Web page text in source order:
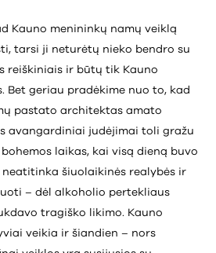
Kauno menininkų namų veiklą
tarsi ji neturėtų nieko bendro su
reiškiniais ir būtų tik Kauno
Bet geriau pradėkime nuo to, kad
pastato architektas amato
avangardiniai judėjimai toli gražu
laikas, kai visą dieną buvo
šiuolaikinės realybės ir
– dėl alkoholio pertekliaus
tragiško likimo. Kauno
veikia ir šiandien – nors